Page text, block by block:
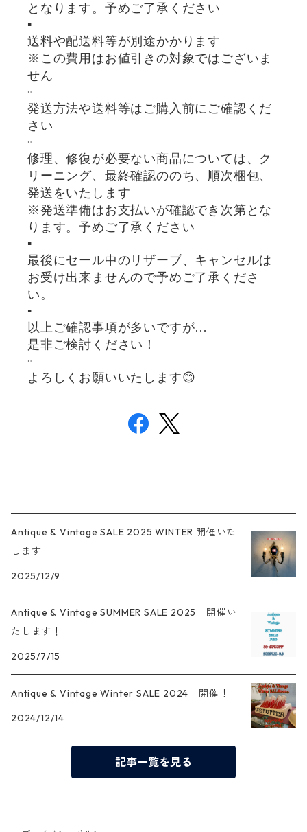
となります。予めご了承ください
▪️
送料や配送料等が別途かかります
※この費用はお値引きの対象ではございま
せん
▫
発送方法や送料等はご購入前にご確認くだ
さい
▫
修理、修復が必要ない商品については、ク
リーニング、最終確認ののち、順次梱包、
発送をいたします
※発送準備はお支払いが確認でき次第とな
ります。予めご了承ください
▪️
最後にセール中のリザーブ、キャンセルは
お受け出来ませんので予めご了承くださ
い。
▪️
以上ご確認事項が多いですが…
是非ご検討ください！
▫️
よろしくお願いいたします😊
Antique & Vintage SALE 2025 WINTER 開催いた
します
2025/12/9
Antique & Vintage SUMMER SALE 2025 開催い
たします！
2025/7/15
Antique & Vintage Winter SALE 2024 開催！
2024/12/14
記事一覧を見る